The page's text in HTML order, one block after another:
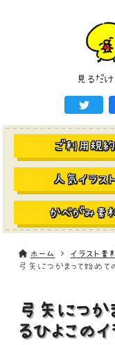
見るだ
ご利用規約
人気イラス
かべがみ素
ホーム
イラスト素
弓矢につかまって始めて
弓矢につか
るひよこのイ